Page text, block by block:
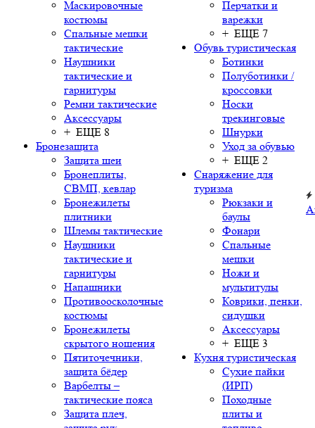
Маскировочные
костюмы
Спальные мешки
тактические
Наушники
тактические и
гарнитуры
Ремни тактические
Аксессуары
+ ЕЩЕ 8
Бронезащита
Защита шеи
Бронеплиты,
СВМП, кевлар
Бронежилеты
плитники
Шлемы тактические
Наушники
тактические и
гарнитуры
Напашники
Противоосколочные
костюмы
Бронежилеты
скрытого ношения
Пятиточечники,
защита бёдер
Варбелты –
тактические пояса
Защита плеч,
Перчатки и
варежки
+ ЕЩЕ 7
Обувь туристическая
Ботинки
Полуботинки /
кроссовки
Носки
трекинговые
Шнурки
Уход за обувью
+ ЕЩЕ 2
Снаряжение для
туризма
Рюкзаки и
баулы
Фонари
Спальные
мешки
Ножи и
мультитулы
Коврики, пенки,
сидушки
Аксессуары
+ ЕЩЕ 3
Кухня туристическая
Сухие пайки
(ИРП)
Походные
плиты и